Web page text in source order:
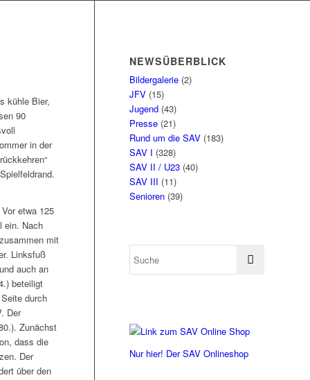
kühle Bier,
90
in der
etwa 125
ein. Nach
mit
Linksfuß
auch an
beteiligt
durch
Der
Zunächst
dass die
Der
über den
NEWSÜBERBLICK
Bildergalerie(2)
JFV(15)
Jugend(43)
Presse(21)
Rund um die SAV(183)
SAV I (328)
SAV II / U23(40)
SAV III (11)
Senioren(39)
Nur hier! Der SAV Onlineshop